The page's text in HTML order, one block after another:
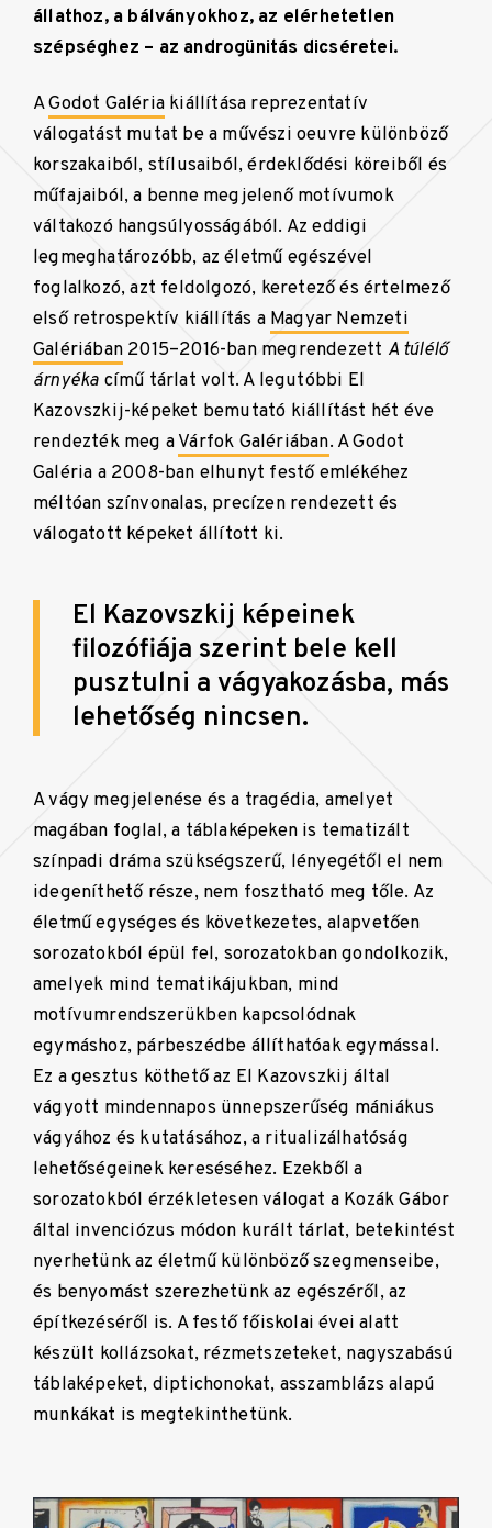
állathoz, a bálványokhoz, az elérhetetlen
szépséghez – az androgünitás dicséretei.
AGodot Galéria kiállítása reprezentatív
válogatást mutat be a művészi oeuvre különböző
korszakaiból, stílusaiból, érdeklődési köreiből és
műfajaiból, a benne megjelenő motívumok
váltakozó hangsúlyosságából. Az eddigi
legmeghatározóbb, az életmű egészével
foglalkozó, azt feldolgozó, keretező és értelmező
első retrospektív kiállítás a Magyar Nemzeti
Galériában 2015–2016-ban megrendezett A túlélő
árnyéka című tárlat volt. A legutóbbi El
Kazovszkij-képeket bemutató kiállítást hét éve
rendezték meg aVárfok Galériában. A Godot
Galéria a 2008-ban elhunyt festő emlékéhez
méltóan színvonalas, precízen rendezett és
válogatott képeket állított ki.
El Kazovszkij képeinek
filozófiája szerint bele kell
pusztulni a vágyakozásba, más
lehetőség nincsen.
A vágy megjelenése és a tragédia, amelyet
magában foglal, a táblaképeken is tematizált
színpadi dráma szükségszerű, lényegétől el nem
idegeníthető része, nem fosztható meg tőle. Az
életmű egységes és következetes, alapvetően
sorozatokból épül fel, sorozatokban gondolkozik,
amelyek mind tematikájukban, mind
motívumrendszerükben kapcsolódnak
egymáshoz, párbeszédbe állíthatóak egymással.
Ez a gesztus köthető az El Kazovszkij által
vágyott mindennapos ünnepszerűség mániákus
vágyához és kutatásához, a ritualizálhatóság
lehetőségeinek kereséséhez. Ezekből a
sorozatokból érzékletesen válogat a Kozák Gábor
által invenciózus módon kurált tárlat, betekintést
nyerhetünk az életmű különböző szegmenseibe,
és benyomást szerezhetünk az egészéről, az
építkezéséről is. A festő főiskolai évei alatt
készült kollázsokat, rézmetszeteket, nagyszabású
táblaképeket, diptichonokat, asszamblázs alapú
munkákat is megtekinthetünk.